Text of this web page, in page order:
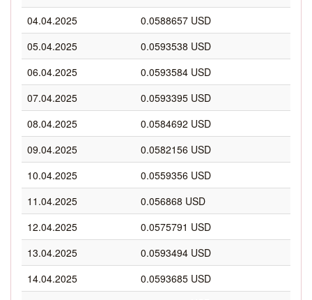
04.04.2025
0.0588657 USD
05.04.2025
0.0593538 USD
06.04.2025
0.0593584 USD
07.04.2025
0.0593395 USD
08.04.2025
0.0584692 USD
09.04.2025
0.0582156 USD
10.04.2025
0.0559356 USD
11.04.2025
0.056868 USD
12.04.2025
0.0575791 USD
13.04.2025
0.0593494 USD
14.04.2025
0.0593685 USD